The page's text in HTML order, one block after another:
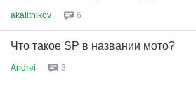
akalitnikov 6
Что такое SP в названии мото?
Andrеi 3